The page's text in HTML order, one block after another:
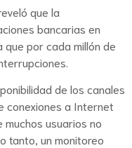
que la
bancarias en
que por cada millón de
de los canales
conexiones a Internet
usuarios no
tanto, un monitoreo